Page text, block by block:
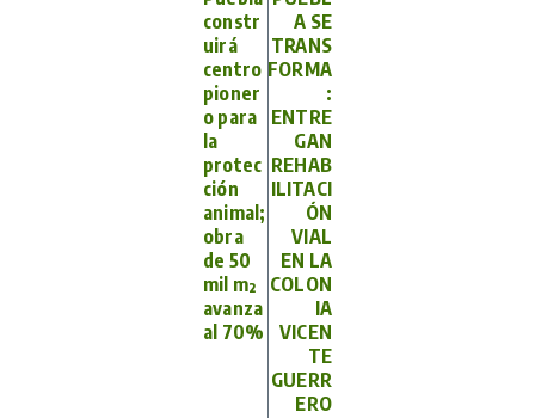
constr
uirá
centro
pioner
o para
la
protec
ción
animal;
obra
de 50
mil m²
avanza
al 70%
A SE
TRANS
FORMA
:
ENTRE
GAN
REHAB
ILITACI
ÓN
VIAL
EN LA
COLON
IA
VICEN
TE
GUERR
ERO